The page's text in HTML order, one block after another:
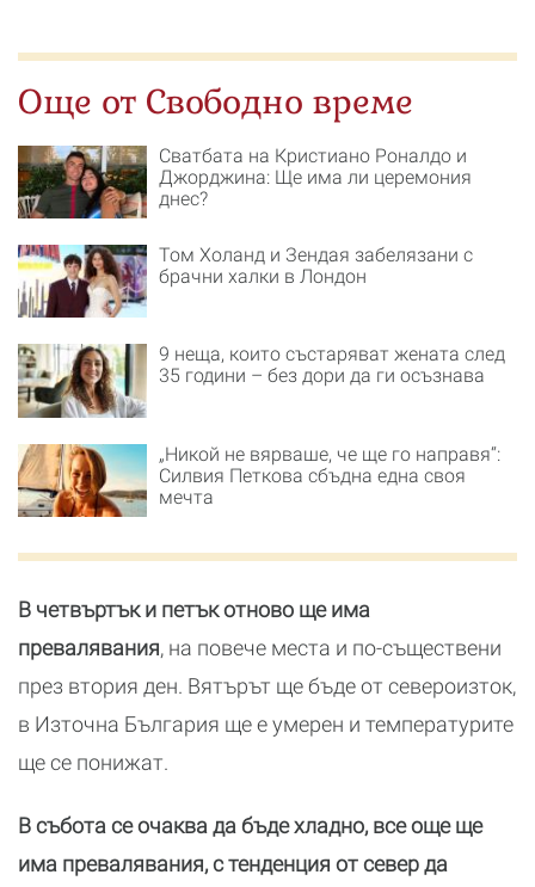
Още от Свободно време
Сватбата на Кристиано Роналдо и
Джорджина: Ще има ли церемония
днес?
Том Холанд и Зендая забелязани с
брачни халки в Лондон
9 неща, които състаряват жената след
35 години – без дори да ги осъзнава
„Никой не вярваше, че ще го направя“:
Силвия Петкова сбъдна една своя
мечта
В четвъртък и петък отново ще има
превалявания, на повече места и по-съществени
през втория ден. Вятърът ще бъде от североизток,
в Източна България ще е умерен и температурите
ще се понижат.
В събота се очаква да бъде хладно, все още ще
има превалявания, с тенденция от север да